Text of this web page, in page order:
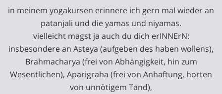
in meinem yogakursen erinnere ich gern mal wieder an
patanjali und die yamas und niyamas.
vielleicht magst ja auch du dich erINNErN:
insbesondere an Asteya (aufgeben des haben wollens),
Brahmacharya (frei von Abhängigkeit, hin zum
Wesentlichen), Aparigraha (frei von Anhaftung, horten
von unnötigem Tand),